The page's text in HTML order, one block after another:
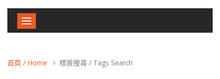
Toggle
navigation
首頁 / Home 標簽搜尋 / Tags Search